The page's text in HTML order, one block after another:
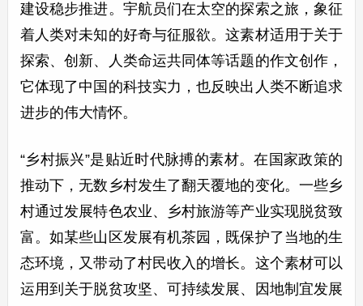
建设稳步推进。宇航员们在太空的探索之旅，象征
着人类对未知的好奇与征服欲。这素材适用于关于
探索、创新、人类命运共同体等话题的作文创作，
它体现了中国的科技实力，也反映出人类不断追求
进步的伟大情怀。
“乡村振兴”是贴近时代脉搏的素材。在国家政策的
推动下，无数乡村发生了翻天覆地的变化。一些乡
村通过发展特色农业、乡村旅游等产业实现脱贫致
富。如某些山区发展有机茶园，既保护了当地的生
态环境，又带动了村民收入的增长。这个素材可以
运用到关于脱贫攻坚、可持续发展、因地制宜发展